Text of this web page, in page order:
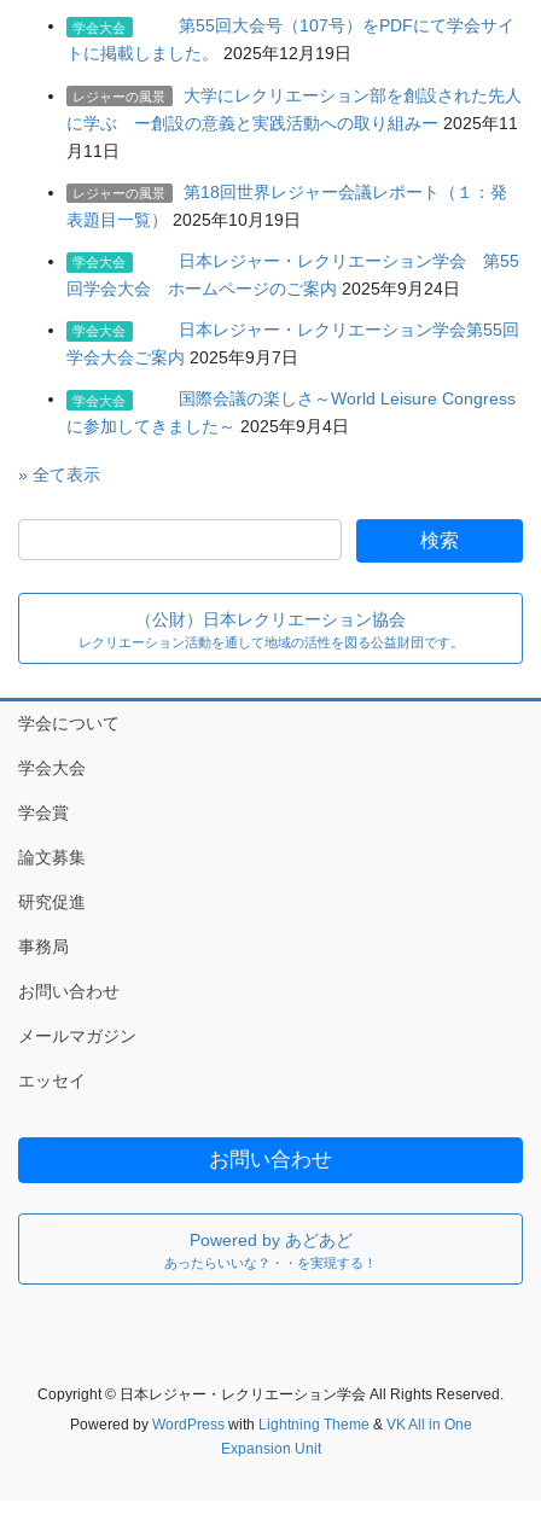
学会大会
第55回大会号（107号）をPDFにて学会サイ
トに掲載しました。
2025年12月19日
レジャーの風景
大学にレクリエーション部を創設された先人
に学ぶ ー創設の意義と実践活動への取り組みー 2025年11
月11日
レジャーの風景
第18回世界レジャー会議レポート（１：発
表題目一覧）
2025年10月19日
学会大会
日本レジャー・レクリエーション学会 第55
回学会大会 ホームページのご案内 2025年9月24日
学会大会
日本レジャー・レクリエーション学会第55回
学会大会ご案内 2025年9月7日
学会大会
国際会議の楽しさ～World Leisure Congress
に参加してきました～ 2025年9月4日
» 全て表示
（公財）日本レクリエーション協会
レクリエーション活動を通して地域の活性を図る公益財団です。
学会について
学会大会
学会賞
論文募集
研究促進
事務局
お問い合わせ
メールマガジン
エッセイ
お問い合わせ
Powered by あどあど
あったらいいな？・・を実現する！
Copyright © 日本レジャー・レクリエーション学会 All Rights Reserved.
Powered by WordPresswith Lightning Theme & VK All in One
Expansion Unit